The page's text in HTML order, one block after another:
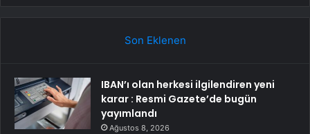
Son Eklenen
IBAN’ı olan herkesi ilgilendiren yeni
karar : Resmi Gazete’de bugün
yayımlandı
Ağustos 8, 2026